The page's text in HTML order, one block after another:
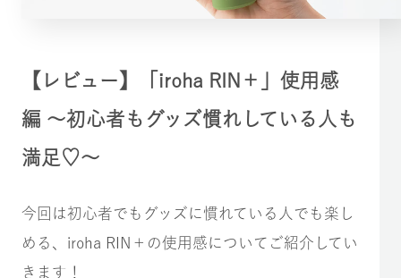
【レビュー】「iroha RIN＋」使用感
編 〜初心者もグッズ慣れしている人も
満足♡～
今回は初心者でもグッズに慣れている人でも楽し
める、iroha RIN＋の使用感についてご紹介してい
きます！